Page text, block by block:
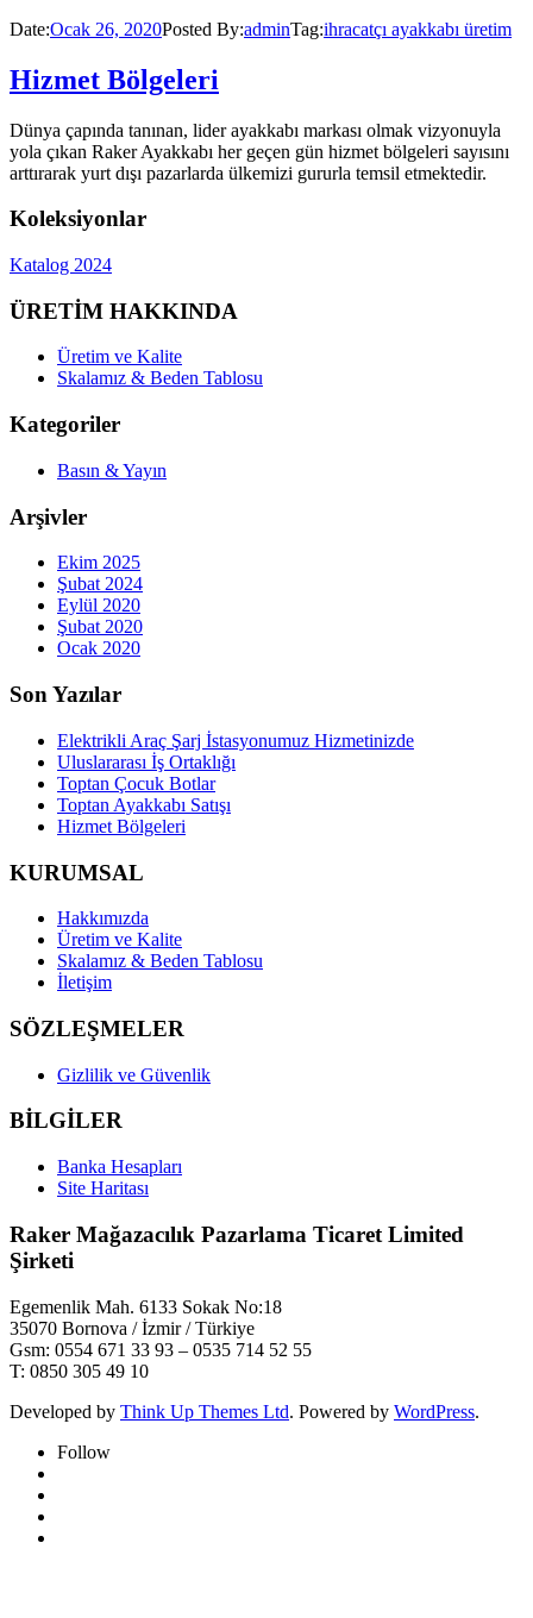
Date:Ocak 26, 2020Posted By:adminTag:ihracatçı ayakkabı üretim
Hizmet Bölgeleri
Dünya çapında tanınan, lider ayakkabı markası olmak vizyonuyla
yola çıkan Raker Ayakkabı her geçen gün hizmet bölgeleri sayısını
arttırarak yurt dışı pazarlarda ülkemizi gururla temsil etmektedir.
Koleksiyonlar
Katalog 2024
ÜRETİM HAKKINDA
Üretim ve Kalite
Skalamız & Beden Tablosu
Kategoriler
Basın & Yayın
Arşivler
Ekim 2025
Şubat 2024
Eylül 2020
Şubat 2020
Ocak 2020
Son Yazılar
Elektrikli Araç Şarj İstasyonumuz Hizmetinizde
Uluslararası İş Ortaklığı
Toptan Çocuk Botlar
Toptan Ayakkabı Satışı
Hizmet Bölgeleri
KURUMSAL
Hakkımızda
Üretim ve Kalite
Skalamız & Beden Tablosu
İletişim
SÖZLEŞMELER
Gizlilik ve Güvenlik
BİLGİLER
Banka Hesapları
Site Haritası
Raker Mağazacılık Pazarlama Ticaret Limited
Şirketi
Egemenlik Mah. 6133 Sokak No:18
35070 Bornova / İzmir / Türkiye
Gsm: 0554 671 33 93 – 0535 714 52 55
T: 0850 305 49 10
Developed by Think Up Themes Ltd. Powered by WordPress.
Follow